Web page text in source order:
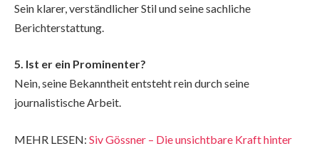
Sein klarer, verständlicher Stil und seine sachliche
Berichterstattung.
5. Ist er ein Prominenter?
Nein, seine Bekanntheit entsteht rein durch seine
journalistische Arbeit.
MEHR LESEN: Siv Gössner – Die unsichtbare Kraft hinter